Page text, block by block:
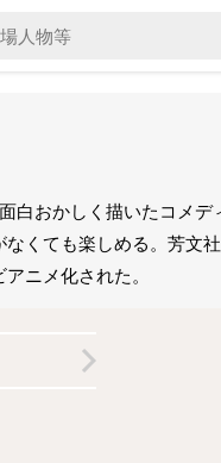
白おかしく描いたコメデ
くても楽しめる。芳文
ニメ化された。